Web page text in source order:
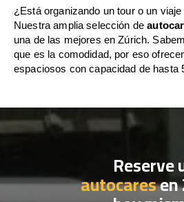
¿Está organizando un tour o un
Nuestra amplia selección de
una de las mejores en Zúrich.
que es la comodidad, por eso
espaciosos con capacidad de hasta
Reserve
autocaresen